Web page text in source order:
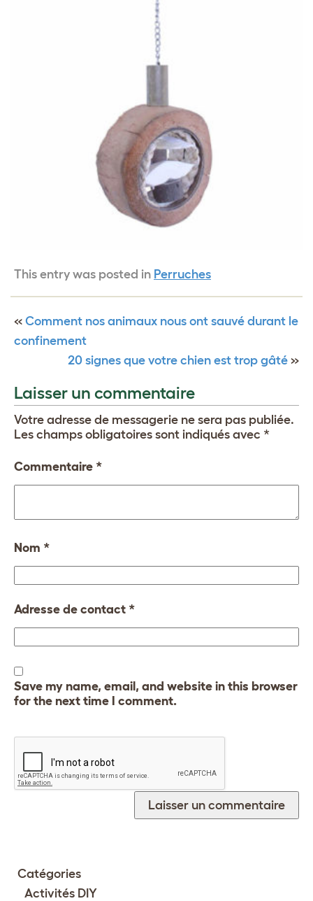
This entry was posted in Perruches
« Comment nos animaux nous ont sauvé durant le
confinement
20 signes que votre chien est trop gâté »
Laisser un commentaire
Votre adresse de messagerie ne sera pas publiée.
Les champs obligatoires sont indiqués avec *
Commentaire *
Nom *
Adresse de contact *
Save my name, email, and website in this browser
for the next time I comment.
Catégories
Activités DIY